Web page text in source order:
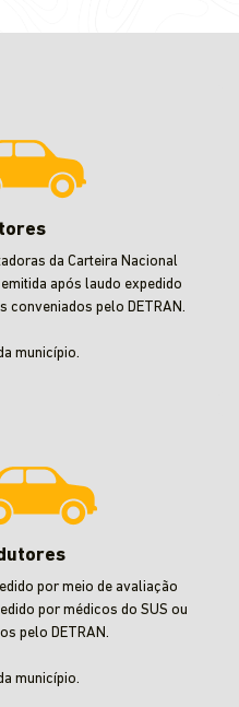
da Carteira Nacional
após laudo expedido
conveniados pelo DETRAN.
município.
por meio de avaliação
por médicos do SUS ou
pelo DETRAN.
município.